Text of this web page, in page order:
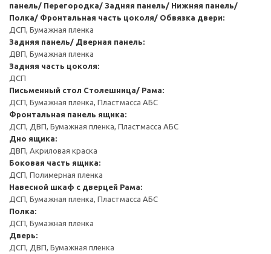
панель/ Перегородка/ Задняя панель/ Нижняя панель/
Полка/ Фронтальная часть цоколя/ Обвязка двери:
ДСП, Бумажная пленка
Задняя панель/ Дверная панель:
ДВП, Бумажная пленка
Задняя часть цоколя:
ДСП
Письменный стол Столешница/ Рама:
ДСП, Бумажная пленка, Пластмасса АБС
Фронтальная панель ящика:
ДСП, ДВП, Бумажная пленка, Пластмасса АБС
Дно ящика:
ДВП, Акриловая краска
Боковая часть ящика:
ДСП, Полимерная пленка
Навесной шкаф с дверцей Рама:
ДСП, Бумажная пленка, Пластмасса АБС
Полка:
ДСП, Бумажная пленка
Дверь:
ДСП, ДВП, Бумажная пленка